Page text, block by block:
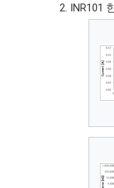
INR101